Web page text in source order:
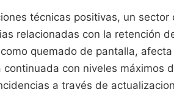
técnicas positivas, un
relacionadas con la retención
quemado de pantalla,
con niveles máximos
a través de